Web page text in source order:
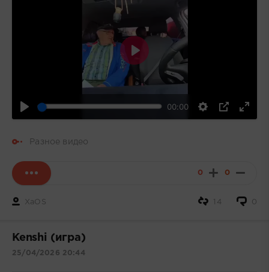
00:00
Воспроизвести
Разное видео
0 0
XaOS 0
14
Kenshi (игра)
25/04/2026 20:44